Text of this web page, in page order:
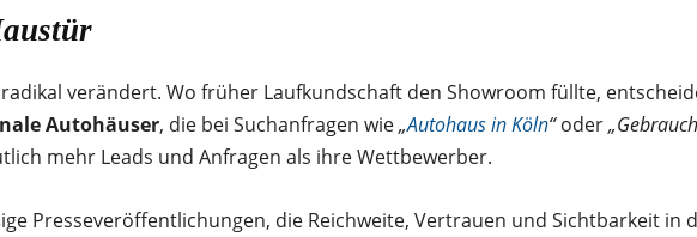
verändert. Wo früher Laufkundschaft den Showroom füllte,
Autohäuser, die bei Suchanfragen wie„Autohaus in Köln“oder
mehr Leads und Anfragen als ihre Wettbewerber.
Presseveröffentlichungen, die Reichweite, Vertrauen und Sichtbarkeit in